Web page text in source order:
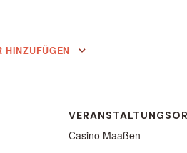
HINZUFÜGEN
Casino Maaßen